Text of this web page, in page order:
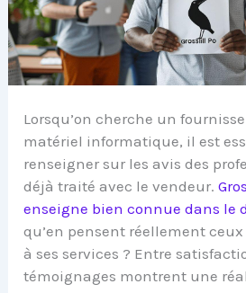
Lorsqu’on cherche un
matériel informatique, il est
renseigner sur les avis des
déjà traité avec le vendeur.
enseigne bien connue dans le
qu’en pensent réellement
à ses services ? Entre
témoignages montrent une